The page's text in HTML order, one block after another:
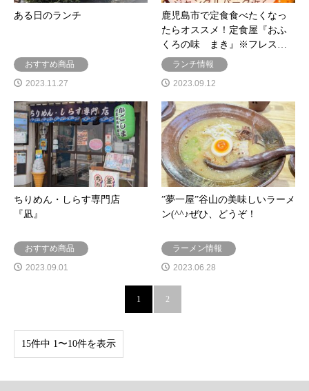
ある日のランチ
おすすめ商品
2023.11.27
鹿児島市で定食食べたくなっ
たらオススメ！定食屋『おふ
くろの味 まき』※フレス…
ランチ情報
2023.09.12
ちりめん・しらす専門店
『凪』
おすすめ商品
2023.09.01
”夢一屋”谷山の美味しいラーメ
ン(^^♪ぜひ、どうぞ！
ラーメン情報
2023.06.28
1 2
15件中 1〜10件を表示